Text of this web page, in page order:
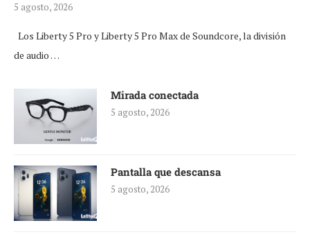
5 agosto, 2026
Los Liberty 5 Pro y Liberty 5 Pro Max de Soundcore, la división
de audio …
Mirada conectada
5 agosto, 2026
Pantalla que descansa
5 agosto, 2026